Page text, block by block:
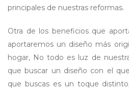
principales de nuestras reformas.
Otra de los beneficios que
aportaremos un diseño más
hogar, No todo es luz de
que buscar un diseño con el
que buscas es un toque